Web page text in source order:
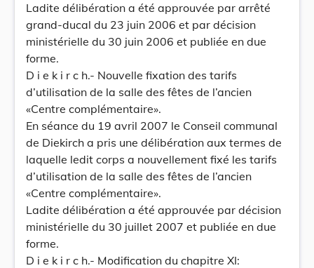
Ladite délibération a été approuvée par arrêté
grand-ducal du 23 juin 2006 et par décision
ministérielle du 30 juin 2006 et publiée en due
forme.
D i e k i r c h.- Nouvelle fixation des tarifs
d’utilisation de la salle des fêtes de l’ancien
«Centre complémentaire».
En séance du 19 avril 2007 le Conseil communal
de Diekirch a pris une délibération aux termes de
laquelle ledit corps a nouvellement fixé les tarifs
d’utilisation de la salle des fêtes de l’ancien
«Centre complémentaire».
Ladite délibération a été approuvée par décision
ministérielle du 30 juillet 2007 et publiée en due
forme.
D i e k i r c h.- Modification du chapitre XI: